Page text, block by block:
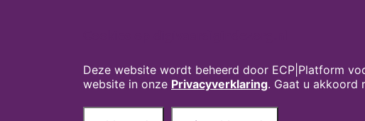
Dit artikel verscheen in het magazine ICT&Health –
Auteur:Suzanne Verheijden – strategisch innovatie-
Deze website wordt beheerd door ECP|Platform
website in onze Privacyverklaring. Gaat u akkoord